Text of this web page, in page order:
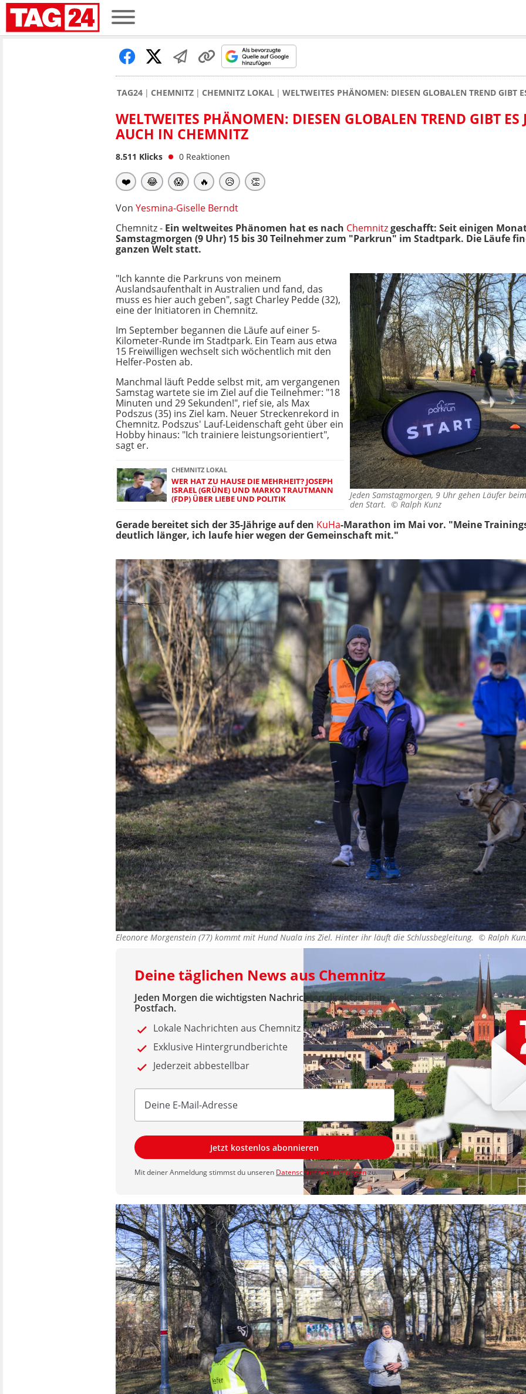
TAG24 CHEMNITZ CHEMNITZ LOKAL WELTWEITES PHÄNOMEN: DIESEN GLOBALEN TREND GIBT
WELTWEITES PHÄNOMEN: DIESEN GLOBALEN TREND GIBT ES
AUCH IN CHEMNITZ
8.511 Klicks 0 Reaktionen
❤️ 😂 😱 🔥 😥 👏
Von Yesmina-Giselle Berndt
Chemnitz - Ein weltweites Phänomen hat es nach Chemnitzgeschafft: Seit einigen
Samstagmorgen (9 Uhr) 15 bis 30 Teilnehmer zum "Parkrun" im Stadtpark. Die Läufe
ganzen Welt statt.
Jeden Samstagmorgen, 9 Uhr gehen Läufer
den Start. © Ralph Kunz
"Ich kannte die Parkruns von meinem
Auslandsaufenthalt in Australien und fand, das
muss es hier auch geben", sagt Charley Pedde (32),
eine der Initiatoren in Chemnitz.
Im September begannen die Läufe auf einer 5-
Kilometer-Runde im Stadtpark. Ein Team aus etwa
15 Freiwilligen wechselt sich wöchentlich mit den
Helfer-Posten ab.
Manchmal läuft Pedde selbst mit, am vergangenen
Samstag wartete sie im Ziel auf die Teilnehmer: "18
Minuten und 29 Sekunden!", rief sie, als Max
Podszus (35) ins Ziel kam. Neuer Streckenrekord in
Chemnitz. Podszus' Lauf-Leidenschaft geht über ein
Hobby hinaus: "Ich trainiere leistungsorientiert",
sagt er.
CHEMNITZ LOKAL
WER HAT ZU HAUSE DIE MEHRHEIT? JOSEPH
ISRAEL (GRÜNE) UND MARKO TRAUTMANN
(FDP) ÜBER LIEBE UND POLITIK
Gerade bereitet sich der 35-Jährige auf den KuHa-Marathon im Mai vor. "Meine
deutlich länger, ich laufe hier wegen der Gemeinschaft mit."
Eleonore Morgenstein (77) kommt mit Hund Nuala ins Ziel. Hinter ihr läuft die Schlussbegleitung. © Ralph
Deine täglichen News aus Chemnitz
Jeden Morgen die wichtigsten Nachrichten direkt in dein
Postfach.
Lokale Nachrichten aus Chemnitz & Umgebung
Exklusive Hintergrundberichte
Jederzeit abbestellbar
Jetzt kostenlos abonnieren
Mit deiner Anmeldung stimmst du unseren Datenschutzbestimmungenzu.